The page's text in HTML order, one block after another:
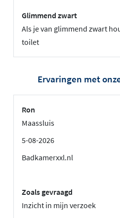
Glimmend zwart
Als je van glimmend zwart
toilet
Ervaringen met
Ron
Maassluis
5-08-2026
Badkamerxxl.nl
Zoals gevraagd
Inzicht in mijn verzoek